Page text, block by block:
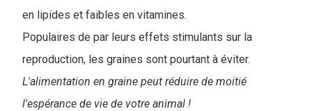
en lipides et faibles en vitamines.
Populaires de par leurs effets stimulants sur la
reproduction, les graines sont pourtant à éviter.
L'alimentation en graine peut réduire de moitié
l'espérance de vie de votre animal !